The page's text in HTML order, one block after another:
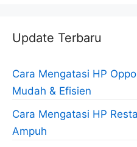
Update Terbaru
Cara Mengatasi HP
Mudah & Efisien
Cara Mengatasi HP
Ampuh